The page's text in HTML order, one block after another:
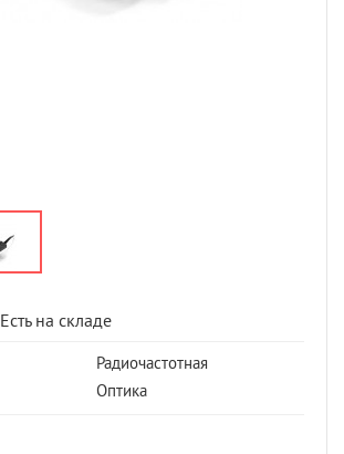
Есть на складе
Радиочастотная
Оптика